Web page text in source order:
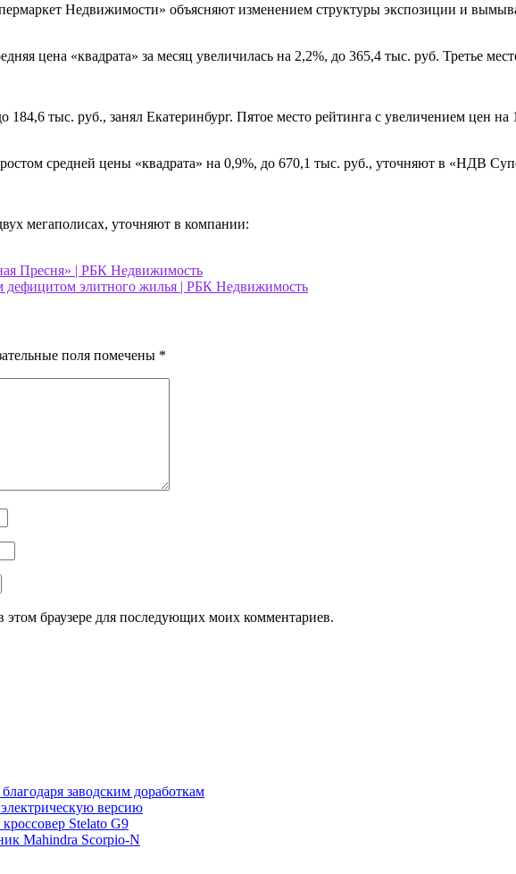
Недвижимости» объясняют изменением структуры экспозиции и
цена «квадрата» за месяц увеличилась на 2,2%, до 365,4 тыс. руб. Третье
184,6 тыс. руб., занял Екатеринбург. Пятое место рейтинга с увеличением цен
средней цены «квадрата» на 0,9%, до 670,1 тыс. руб., уточняют в «НДВ
мегаполисах, уточняют в компании:
Пресня» | РБК Недвижимость
элитного жилья | РБК Недвижимость
поля помечены *
этом браузере для последующих моих комментариев.
заводским доработкам
версию
Stelato G9
Mahindra Scorpio-N